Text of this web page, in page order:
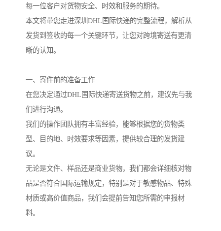
每一位客户对货物安全、时效和服务的期待。
本文将带您走进深圳DHL国际快递的完整流程，解析从
发货到签收的每一个关键环节，让您对跨境寄送有更清
晰的认知。
一、寄件前的准备工作
在您决定通过DHL国际快递寄送货物之前，建议先与我
们进行沟通。
我们的操作团队拥有丰富经验，能够根据您的货物类
型、目的地、时效要求等因素，提供较合理的发货建
议。
无论是文件、样品还是商业货物，我们都会详细核对物
品是否符合国际运输规定，特别是对于敏感物品、特殊
材质或高价值商品，我们会提前告知您所需的申报材
料。